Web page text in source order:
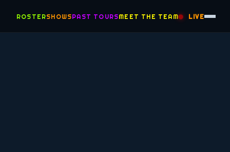
ROSTERSHOWSPAST TOURSMEET THE TEAM LIVE